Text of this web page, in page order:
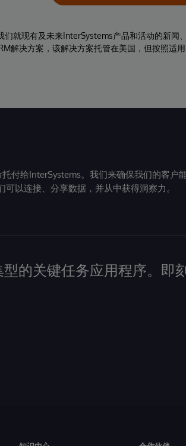
就现有及未来InterSystems产品和活动的新闻
解决方案，该解决方案托管在美国，但按照适用
付给InterSystems。我们来确保我们的客户
以连接、分享数据，并从中获得洞察力。
的关键任务应用程序。即